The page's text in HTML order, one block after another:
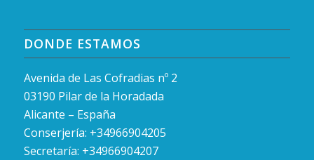
DONDE ESTAMOS
Avenida de Las Cofradias nº 2
03190 Pilar de la Horadada
Alicante – España
Conserjería: +34966904205
Secretaría: +34966904207